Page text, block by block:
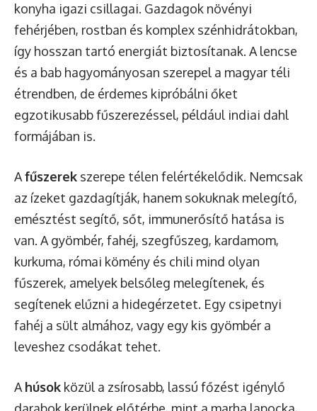
konyha igazi csillagai. Gazdagok növényi
fehérjében, rostban és komplex szénhidrátokban,
így hosszan tartó energiát biztosítanak. A lencse
és a bab hagyományosan szerepel a magyar téli
étrendben, de érdemes kipróbálni őket
egzotikusabb fűszerezéssel, például indiai dahl
formájában is.
Afűszerek szerepe télen felértékelődik. Nemcsak
az ízeket gazdagítják, hanem sokuknak melegítő,
emésztést segítő, sőt, immunerősítő hatása is
van. A gyömbér, fahéj, szegfűszeg, kardamom,
kurkuma, római kömény és chili mind olyan
fűszerek, amelyek belsőleg melegítenek, és
segítenek elűzni a hidegérzetet. Egy csipetnyi
fahéj a sült almához, vagy egy kis gyömbér a
leveshez csodákat tehet.
A húsok közül a zsírosabb, lassú főzést igénylő